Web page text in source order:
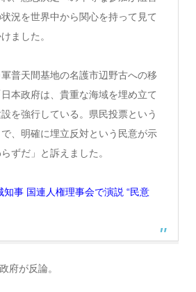
況を世界中から関心を持って見て
ました。
普天間基地の名護市辺野古への移
本政府は、貴重な海域を埋め立て
を強行している。県民投票という
、明確に埋立反対という民意が示
ずだ」と訴えました。
知事 国連人権理事会で演説 “民意
府が反論。